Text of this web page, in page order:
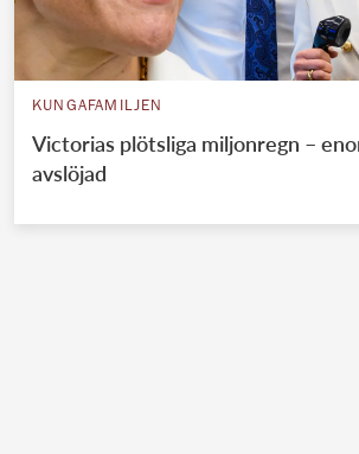
KUNGAFAMILJEN
Victorias plötsliga miljonregn –
avslöjad